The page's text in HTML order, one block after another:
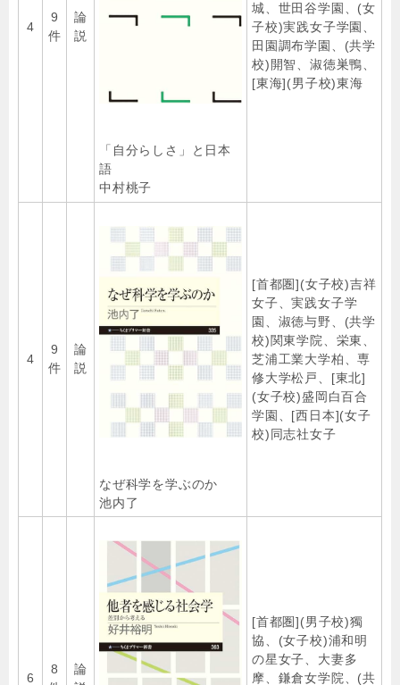
4
9
件
論
説
「自分らしさ」と日本
語
中村桃子
城、世田谷学園、(女
子校)実践女子学園、
田園調布学園、(共学
校)開智、淑徳巣鴨、
[東海](男子校)東海
4
9
件
論
説
なぜ科学を学ぶのか
池内了
[首都圏](女子校)吉祥
女子、実践女子学
園、淑徳与野、(共学
校)関東学院、栄東、
芝浦工業大学柏、専
修大学松戸、[東北]
(女子校)盛岡白百合
学園、[西日本](女子
校)同志社女子
6
8
論
[首都圏](男子校)獨
協、(女子校)浦和明
の星女子、大妻多
摩、鎌倉女学院、(共